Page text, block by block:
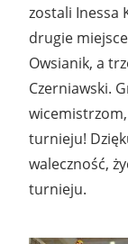
zostali Inessa
drugie
Owsianik, a
Czerniawski.
turnieju!
waleczność,
turnieju.